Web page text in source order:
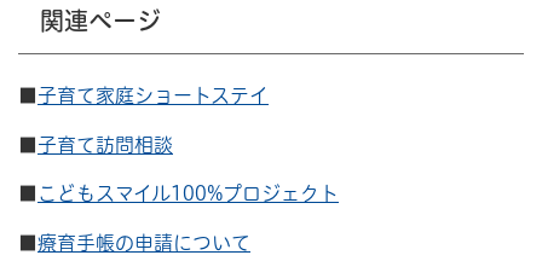
関連ページ
子育て家庭ショートステイ
■子育て訪問相談
こどもスマイル100%プロジェクト
療育手帳の申請について